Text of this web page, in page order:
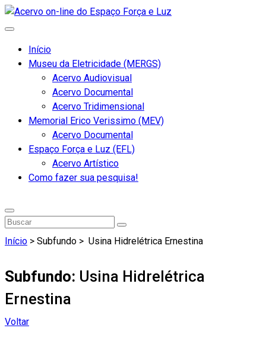
Início
Museu da Eletricidade (MERGS)
Acervo Audiovisual
Acervo Documental
Acervo Tridimensional
Memorial Erico Verissimo (MEV)
Acervo Documental
Espaço Força e Luz (EFL)
Acervo Artístico
Como fazer sua pesquisa!
Início > Subfundo > Usina Hidrelétrica Ernestina
Subfundo: Usina Hidrelétrica
Ernestina
Voltar